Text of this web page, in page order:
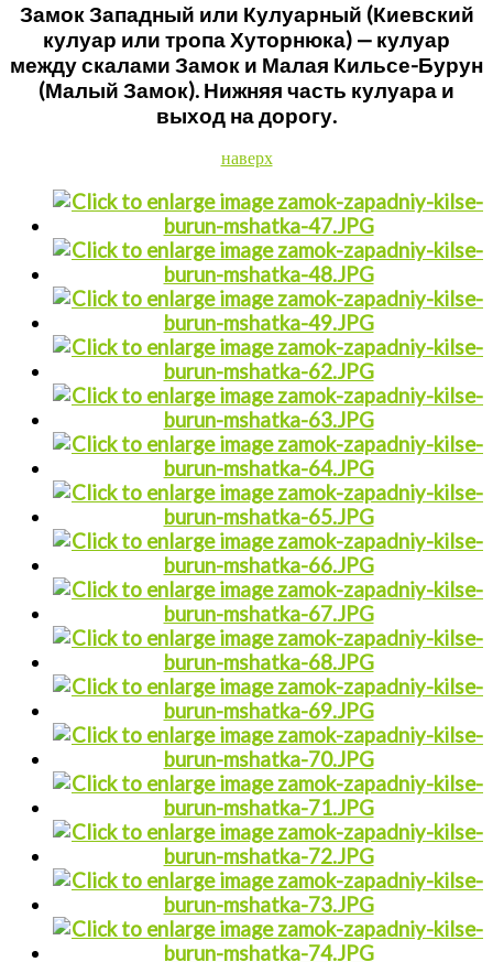
Замок Западный или Кулуарный (Киевский
кулуар или тропа Хуторнюка) — кулуар
между скалами Замок и Малая Кильсе-Бурун
(Малый Замок). Нижняя часть кулуара и
выход на дорогу.
наверх